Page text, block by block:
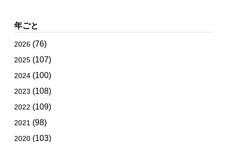
年ごと
2026 (76)
2025 (107)
2024 (100)
2023 (108)
2022 (109)
2021 (98)
2020 (103)